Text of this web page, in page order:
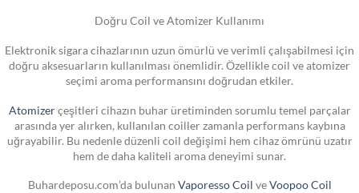
Doğru Coil ve Atomizer Kullanımı
Elektronik sigara cihazlarının uzun ömürlü ve verimli çalışabilmesi için
doğru aksesuarların kullanılması önemlidir. Özellikle coil ve atomizer
seçimi aroma performansını doğrudan etkiler.
Atomizerçeşitleri cihazın buhar üretiminden sorumlu temel parçalar
arasında yer alırken, kullanılan coiller zamanla performans kaybına
uğrayabilir. Bu nedenle düzenli coil değişimi hem cihaz ömrünü uzatır
hem de daha kaliteli aroma deneyimi sunar.
Buhardeposu.com’da bulunan Vaporesso Coil veVoopoo Coil